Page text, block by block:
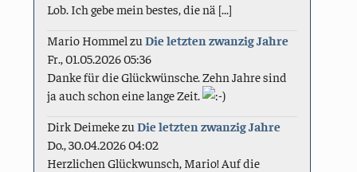
Lob. Ich gebe mein bestes, die nä [...]
Mario Hommel zuDie letzten zwanzig Jahre
Fr., 01.05.2026 05:36
Danke für die Glückwünsche. Zehn Jahre sind
ja auch schon eine lange Zeit.
Dirk DeimekezuDie letzten zwanzig Jahre
Do., 30.04.2026 04:02
Herzlichen Glückwunsch, Mario! Auf die